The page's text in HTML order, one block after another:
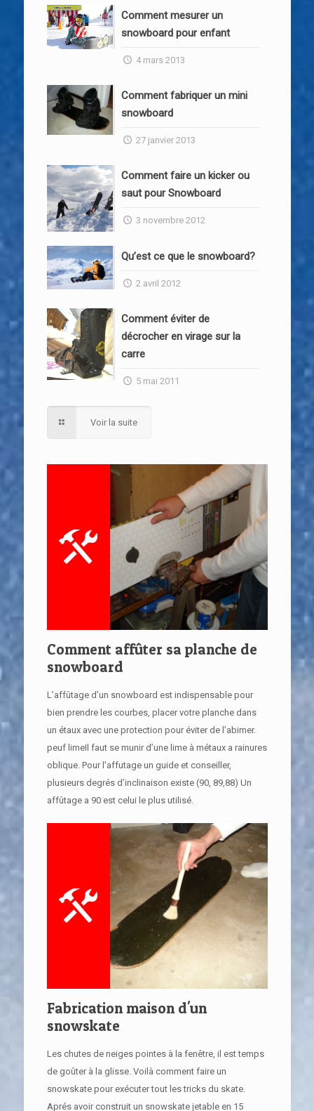
Comment mesurer un
snowboard pour enfant
4 mars 2013
Comment fabriquer un mini
snowboard
27 janvier 2013
Comment faire un kicker ou
saut pour Snowboard
3 novembre 2012
Qu’est ce que le snowboard?
2 avril 2012
Comment éviter de
décrocher en virage sur la
carre
5 mai 2011
Voir la suite
Comment affûter sa planche de
snowboard
L’affûtage d’un snowboard est indispensable pour
bien prendre les courbes, placer votre planche dans
un étaux avec une protection pour éviter de l’abimer.
peuf limeIl faut se munir d’une lime à métaux a rainures
oblique. Pour l’affutage un guide et conseiller,
plusieurs degrés d’inclinaison existe (90, 89,88) Un
affûtage a 90 est celui le plus utilisé.
Fabrication maison d'un
snowskate
Les chutes de neiges pointes à la fenêtre, il est temps
de goûter à la glisse. Voilà comment faire un
snowskate pour exécuter tout les tricks du skate.
Aprés avoir construit un snowskate jetable en 15